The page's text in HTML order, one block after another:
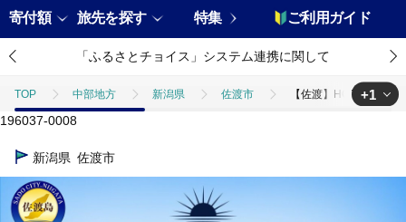
寄付額 旅先を探す 特集 ご利用ガイド
「ふるさとチョイス」システム連携に関して
TOP 中部地方 新潟県 佐渡市 【佐渡】HOTEL
TOP 旅行・宿泊・体験
+1
196037-0008
新潟県 佐渡市